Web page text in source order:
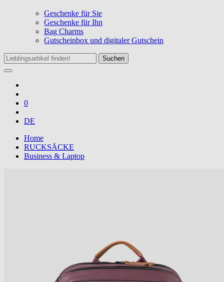
Geschenke für Sie
Geschenke für Ihn
Bag Charms
Gutscheinbox und digitaler Gutschein
Suchen
0
DE
Home
RUCKSÄCKE
Business & Laptop